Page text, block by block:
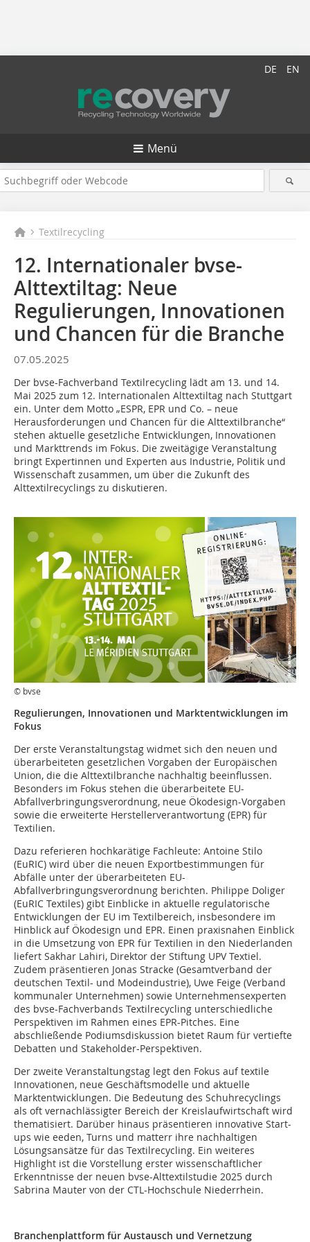
DE EN
Menü
Textilrecycling
12. Internationaler bvse-
Alttextiltag: Neue
Regulierungen, Innovationen
und Chancen für die Branche
07.05.2025
Der bvse-Fachverband Textilrecycling lädt am 13. und 14.
Mai 2025 zum 12. Internationalen Alttextiltag nach Stuttgart
ein. Unter dem Motto „ESPR, EPR und Co. – neue
Herausforderungen und Chancen für die Alttextilbranche“
stehen aktuelle gesetzliche Entwicklungen, Innovationen
und Markttrends im Fokus. Die zweitägige Veranstaltung
bringt Expertinnen und Experten aus Industrie, Politik und
Wissenschaft zusammen, um über die Zukunft des
Alttextilrecyclings zu diskutieren.
© bvse
Regulierungen, Innovationen und Marktentwicklungen im
Fokus
Der erste Veranstaltungstag widmet sich den neuen und
überarbeiteten gesetzlichen Vorgaben der Europäischen
Union, die die Alttextilbranche nachhaltig beeinflussen.
Besonders im Fokus stehen die überarbeitete EU-
Abfallverbringungsverordnung, neue Ökodesign-Vorgaben
sowie die erweiterte Herstellerverantwortung (EPR) für
Textilien.
Dazu referieren hochkarätige Fachleute: Antoine Stilo
(EuRIC) wird über die neuen Exportbestimmungen für
Abfälle unter der überarbeiteten EU-
Abfallverbringungsverordnung berichten. Philippe Doliger
(EuRIC Textiles) gibt Einblicke in aktuelle regulatorische
Entwicklungen der EU im Textilbereich, insbesondere im
Hinblick auf Ökodesign und EPR. Einen praxisnahen Einblick
in die Umsetzung von EPR für Textilien in den Niederlanden
liefert Sakhar Lahiri, Direktor der Stiftung UPV Textiel.
Zudem präsentieren Jonas Stracke (Gesamtverband der
deutschen Textil- und Modeindustrie), Uwe Feige (Verband
kommunaler Unternehmen) sowie Unternehmensexperten
des bvse-Fachverbands Textilrecycling unterschiedliche
Perspektiven im Rahmen eines EPR-Pitches. Eine
abschließende Podiumsdiskussion bietet Raum für vertiefte
Debatten und Stakeholder-Perspektiven.
Der zweite Veranstaltungstag legt den Fokus auf textile
Innovationen, neue Geschäftsmodelle und aktuelle
Marktentwicklungen. Die Bedeutung des Schuhrecyclings
als oft vernachlässigter Bereich der Kreislaufwirtschaft wird
thematisiert. Darüber hinaus präsentieren innovative Start-
ups wie eeden, Turns und matterr ihre nachhaltigen
Lösungsansätze für das Textilrecycling. Ein weiteres
Highlight ist die Vorstellung erster wissenschaftlicher
Erkenntnisse der neuen bvse-Alttextilstudie 2025 durch
Sabrina Mauter von der CTL-Hochschule Niederrhein.
Branchenplattform für Austausch und Vernetzung